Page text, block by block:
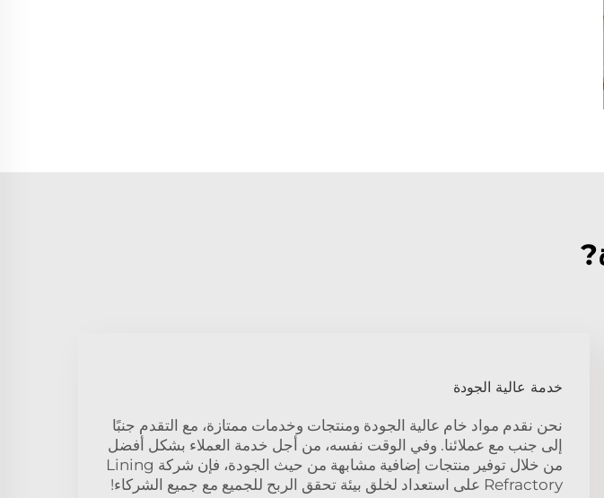
خدمة عالية الجودة
نحن نقدم مواد خام عالية الجودة ومنتجات وخدمات ممتازة، مع التقدم جنبًا
إلى جنب مع عملائنا. وفي الوقت نفسه، من أجل خدمة العملاء بشكل أفضل
من خلال توفير منتجات إضافية مشابهة من حيث الجودة، فإن شركة Lining
Refractory على استعداد لخلق بيئة تحقق الربح للجميع مع جميع الشركاء!